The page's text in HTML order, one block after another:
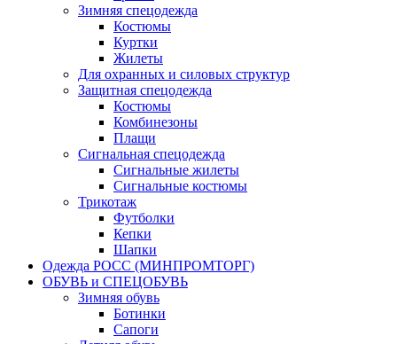
Зимняя спецодежда
Костюмы
Куртки
Жилеты
Для охранных и силовых структур
Защитная спецодежда
Костюмы
Комбинезоны
Плащи
Сигнальная спецодежда
Сигнальные жилеты
Сигнальные костюмы
Трикотаж
Футболки
Кепки
Шапки
Одежда РОСС (МИНПРОМТОРГ)
ОБУВЬ и СПЕЦОБУВЬ
Зимняя обувь
Ботинки
Сапоги